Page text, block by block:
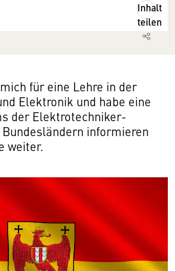
Inhalt
teilen
für eine Lehre in der
Elektronik und habe eine
der Elektrotechniker-
informieren
weiter.